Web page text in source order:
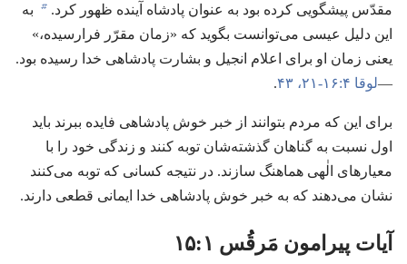
مقدّس پیشگویی کرده بود به عنوان پادشاه آینده ظهور کرد.‏ b به
این دلیل عیسی می‌توانست بگوید که «زمان مقرّر فرارسیده،‏»
یعنی زمان او برای اعلام انجیل و بشارت پادشاهی خدا رسیده بود.‏
—‏لوقا ۴:‏۱۶-‏۲۱،‏ ‏.‏
برای این که مردم بتوانند از خبر خوش پادشاهی فایده ببرند باید
اول نسبت به گناهان گذشته‌شان توبه کنند و زندگی خود را با
معیارهای الٰهی هماهنگ سازند.‏ در نتیجه کسانی که توبه می‌کنند
نشان می‌دهند که به خبر خوش پادشاهی خدا ایمانی قطعی دارند.‏
آیات پیرامون مَرقُس ۱:‏۱۵